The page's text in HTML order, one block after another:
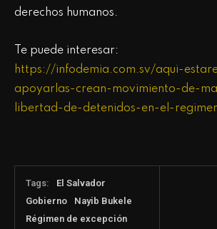
derechos humanos.
Te puede interesar:
https://infodemia.com.sv/aqui-
apoyarlas-crean-movimiento-de-
libertad-de-detenidos-en-el-
Tags:
El Salvador
Gobierno
Nayib Bukele
Régimen de excepción